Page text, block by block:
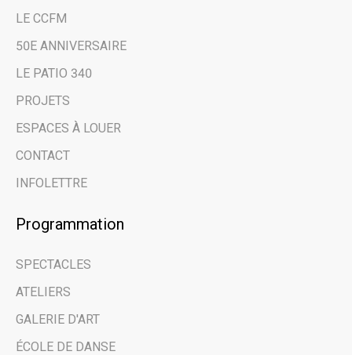
LE CCFM
50E ANNIVERSAIRE
LE PATIO 340
PROJETS
ESPACES À LOUER
CONTACT
INFOLETTRE
Programmation
SPECTACLES
ATELIERS
GALERIE D'ART
ÉCOLE DE DANSE
Restez au courant
des dernières
nouvelles et des
évènements à venir
grâce à notre
infolettre.
Email address
Nom de famille | Last Name